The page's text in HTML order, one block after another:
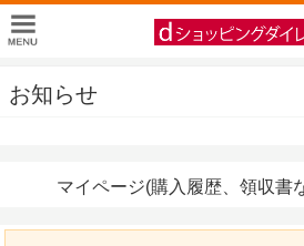
お知らせ
マイページ(購入履歴、領収書